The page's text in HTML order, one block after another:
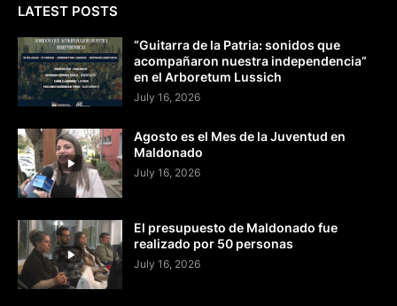
LATEST POSTS
“Guitarra de la Patria: sonidos que
acompañaron nuestra independencia”
en el Arboretum Lussich
July 16, 2026
Agosto es el Mes de la Juventud en
Maldonado
July 16, 2026
El presupuesto de Maldonado fue
realizado por 50 personas
July 16, 2026